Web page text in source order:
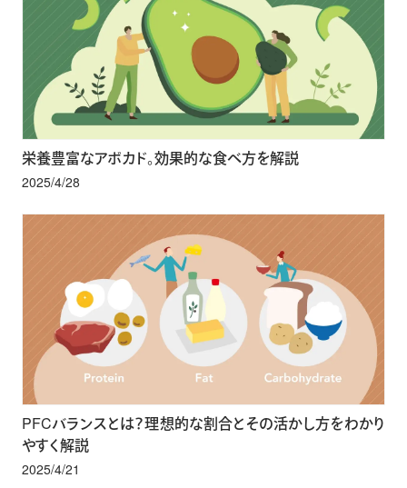
栄養豊富なアボカド。効果的な食べ方を解説
2025/4/28
PFCバランスとは？理想的な割合とその活かし方をわかり
やすく解説
2025/4/21